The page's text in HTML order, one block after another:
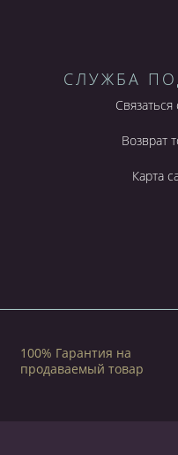
СЛУЖБА
Возврат
Карта
100% Гарантия на
продаваемый товар